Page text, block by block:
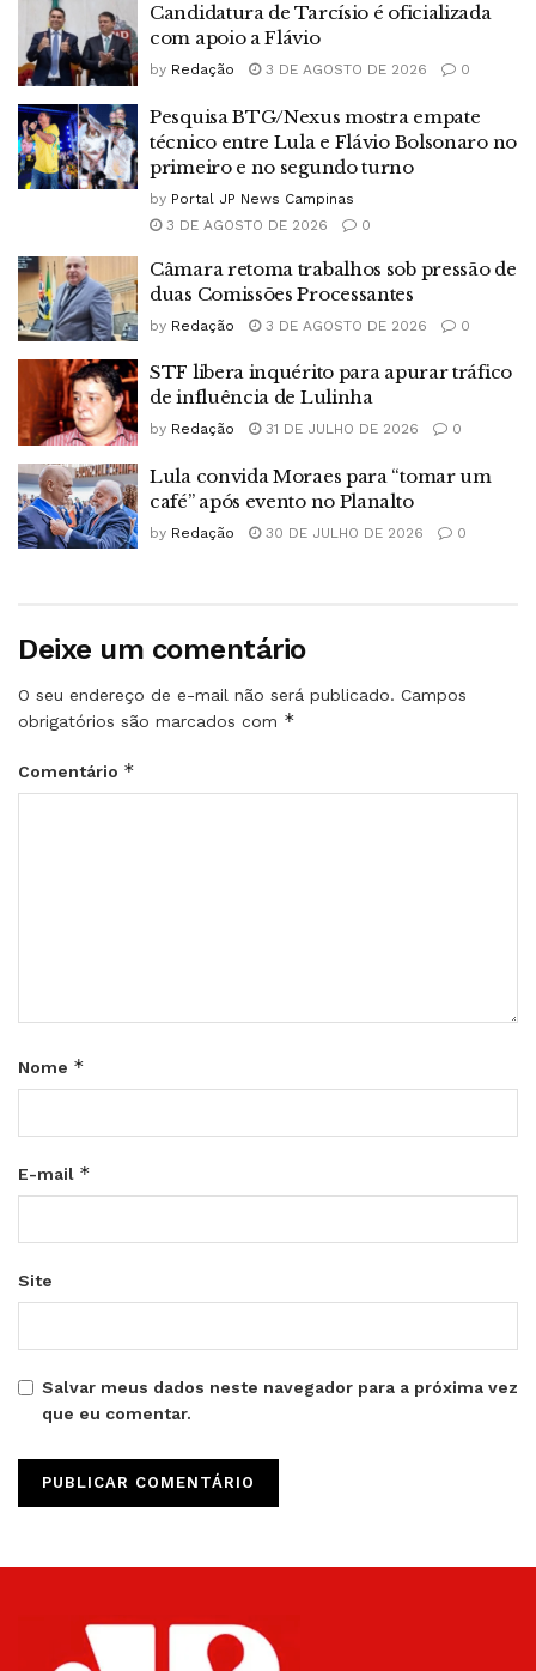
Candidatura de Tarcísio é oficializada
com apoio a Flávio
by Redação 3 DE AGOSTO DE 2026 0
Pesquisa BTG/Nexus mostra empate
técnico entre Lula e Flávio Bolsonaro no
primeiro e no segundo turno
by Portal JP News Campinas
3 DE AGOSTO DE 2026
0
Câmara retoma trabalhos sob pressão de
duas Comissões Processantes
by Redação 3 DE AGOSTO DE 2026 0
STF libera inquérito para apurar tráfico
de influência de Lulinha
by Redação 31 DE JULHO DE 2026 0
Lula convida Moraes para “tomar um
café” após evento no Planalto
by Redação 30 DE JULHO DE 2026 0
Deixe um comentário
O seu endereço de e-mail não será publicado. Campos
obrigatórios são marcados com *
Comentário *
Nome *
E-mail *
Site
Salvar meus dados neste navegador para a próxima vez
que eu comentar.